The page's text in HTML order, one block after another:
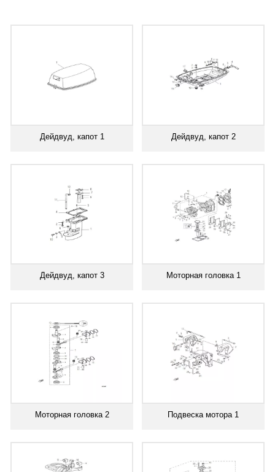
Дейдвуд, капот 1 Дейдвуд, капот 2
Дейдвуд, капот 3 Моторная головка 1
Моторная головка 2 Подвеска мотора 1